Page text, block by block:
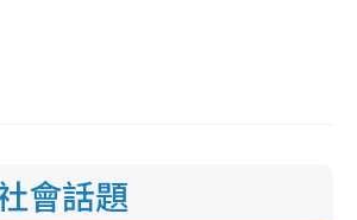
會話題